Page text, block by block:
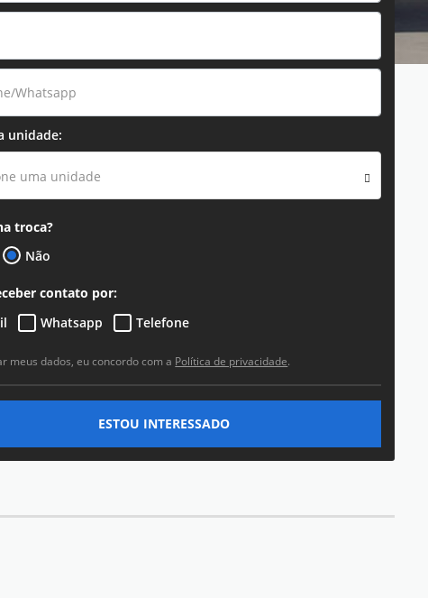
unidade:
uma unidade
troca?
Não
contato por:
Whatsapp Telefone
meus dados, eu concordo com a Política de privacidade.
ESTOU INTERESSADO